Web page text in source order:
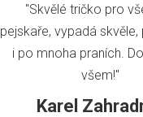
"Skvělé tričko pro
pejskaře, vypadá
i po mnoha praních.
všem!"
Karel